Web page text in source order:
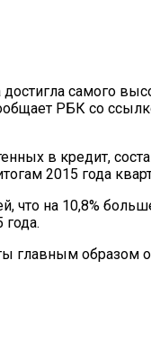
самого
РБК со
в кредит,
2015 года
что на 10,8%
года.
главным